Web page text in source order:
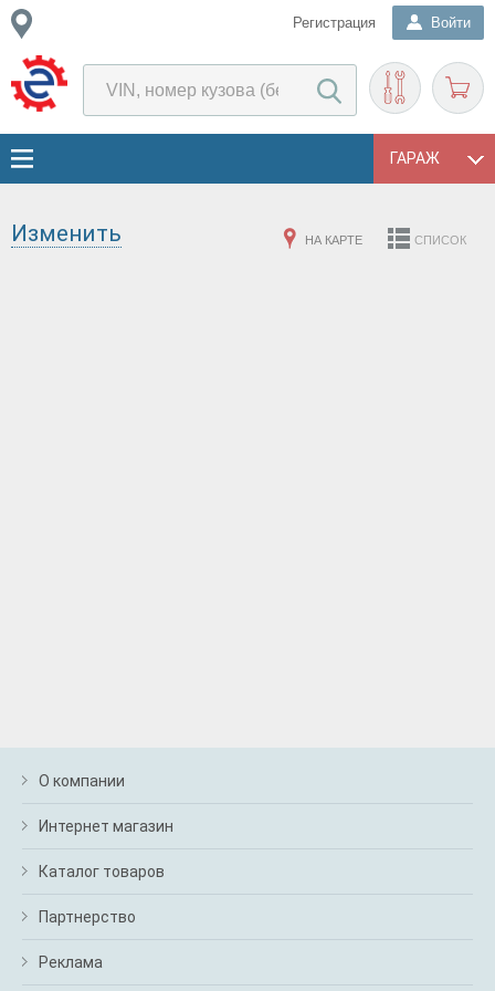
Регистрация Войти
ГАРАЖ
НА КАРТЕ СПИСОК
Изменить
О компании
Интернет магазин
Каталог товаров
Партнерство
Реклама